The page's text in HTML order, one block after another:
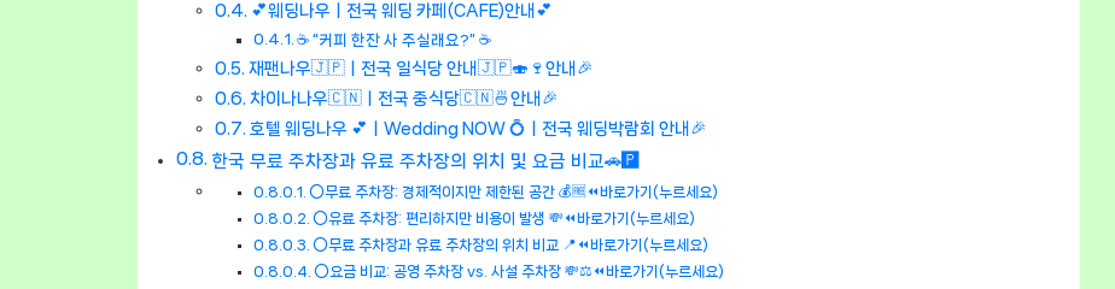
💕웨딩나우ㅣ전국 웨딩 카페(CAFE)안내💕
☕ “커피 한잔 사 주실래요?” ☕
재팬나우🇯🇵ㅣ전국 일식당 안내🇯🇵🍣🍷안내🎉
차이나나우🇨🇳ㅣ전국 중식당🇨🇳🍜안내🎉
호텔 웨딩나우 💕ㅣWedding NOW 💍ㅣ전국 웨딩박람회 안내🎉
한국 무료 주차장과 유료 주차장의 위치 및 요금 비교🚗🅿️
⭕무료 주차장: 경제적이지만 제한된 공간 💰🆓⏪바로가기(누르세요)
⭕유료 주차장: 편리하지만 비용이 발생 💸⏪바로가기(누르세요)
⭕무료 주차장과 유료 주차장의 위치 비교 📍⏪바로가기(누르세요)
⭕요금 비교: 공영 주차장 vs. 사설 주차장 💸⚖️⏪바로가기(누르세요)